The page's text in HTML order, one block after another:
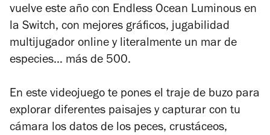
vuelve este año con Endless Ocean Luminous en
la Switch, con mejores gráficos, jugabilidad
multijugador online y literalmente un mar de
especies… más de 500.
En este videojuego te pones el traje de buzo para
explorar diferentes paisajes y capturar con tu
cámara los datos de los peces, crustáceos,